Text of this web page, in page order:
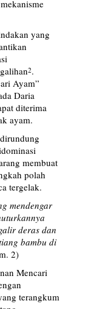
yang
2.
Ayam”
Daria
diterima
ayam.
membuat
polah
tergelak.
mendengar
deras dan
bambu di
2)
Mencari
terangkum